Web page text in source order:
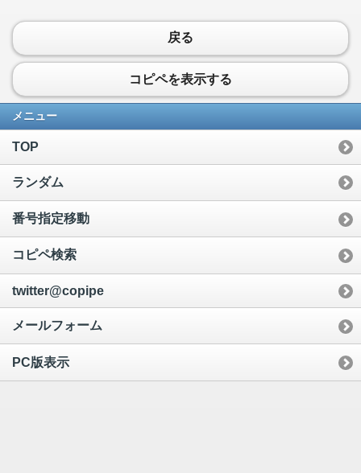
戻る
コピペを表示する
メニュー
TOP
ランダム
番号指定移動
コピペ検索
twitter@copipe
メールフォーム
PC版表示